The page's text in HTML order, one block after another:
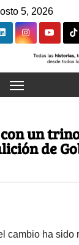
5, 2026
un
de
cambio ha sido